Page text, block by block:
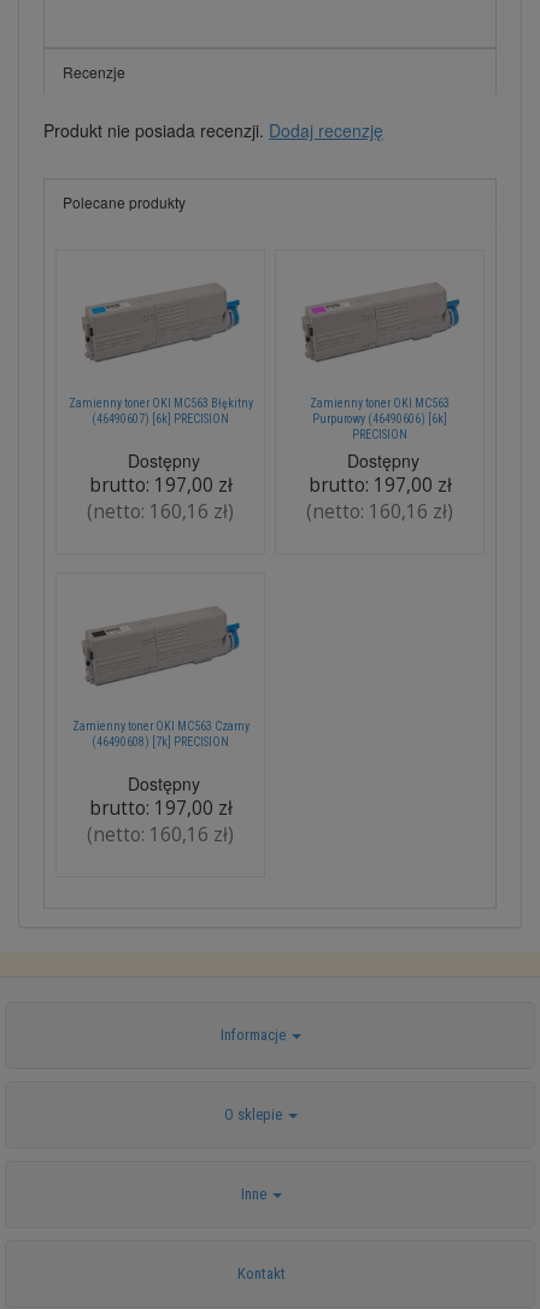
Recenzje
Produkt nie posiada recenzji. Dodaj recenzję
Polecane produkty
Zamienny toner OKI MC563 Błękitny
(46490607) [6k] PRECISION
Dostępny
brutto: 197,00 zł
(netto: 160,16 zł)
Zamienny toner OKI MC563
Purpurowy (46490606) [6k]
PRECISION
Dostępny
brutto: 197,00 zł
(netto: 160,16 zł)
Zamienny toner OKI MC563 Czarny
(46490608) [7k] PRECISION
Dostępny
brutto: 197,00 zł
(netto: 160,16 zł)
Informacje
O sklepie
Inne
Kontakt